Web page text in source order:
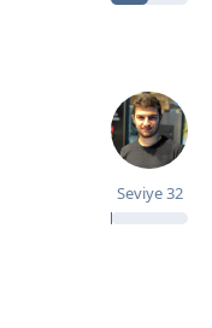
Seviye32